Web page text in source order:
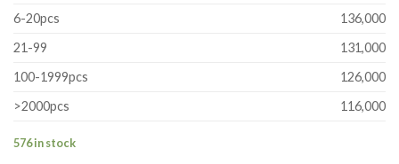
6-20pcs
136,000
21-99
131,000
100-1999pcs
126,000
>2000pcs
116,000
576 in stock